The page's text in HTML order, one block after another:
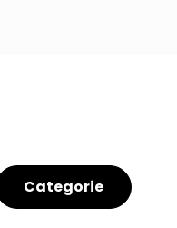
Categorie